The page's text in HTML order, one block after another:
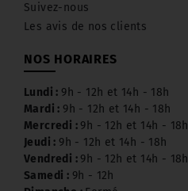
Suivez-nous
Les avis de nos clients
NOS HORAIRES
Lundi : 9h - 12h et 14h - 18h
Mardi : 9h - 12h et 14h - 18h
Mercredi : 9h - 12h et 14h - 18h
Jeudi : 9h - 12h et 14h - 18h
Vendredi : 9h - 12h et 14h - 18h
Samedi : 9h - 12h